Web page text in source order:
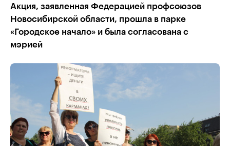
Акция, заявленная Федерацией профсоюзов
Новосибирской области, прошла в парке
«Городское начало» и была согласована с
мэрией